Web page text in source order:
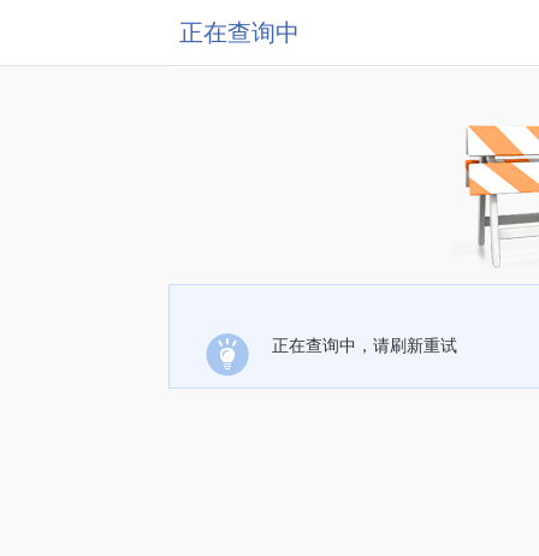
正在查询中
正在查询中，请刷新重试